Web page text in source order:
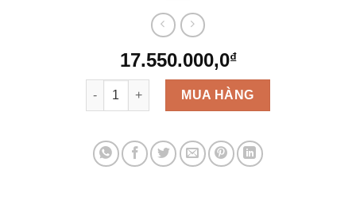
17.550.000,0₫
XTC P1 số lượng MUA HÀNG